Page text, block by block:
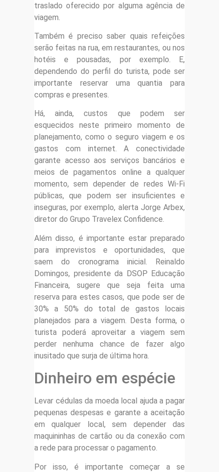
traslado oferecido por alguma agência de
viagem.
Também é preciso saber quais refeições
serão feitas na rua, em restaurantes, ou nos
hotéis e pousadas, por exemplo. E,
dependendo do perfil do turista, pode ser
importante reservar uma quantia para
compras e presentes.
Há, ainda, custos que podem ser
esquecidos neste primeiro momento de
planejamento, como o seguro viagem e os
gastos com internet. A conectividade
garante acesso aos serviços bancários e
meios de pagamentos online a qualquer
momento, sem depender de redes Wi-Fi
públicas, que podem ser insuficientes e
inseguras, por exemplo, alerta Jorge Arbex,
diretor do Grupo Travelex Confidence.
Além disso, é importante estar preparado
para imprevistos e oportunidades, que
saem do cronograma inicial. Reinaldo
Domingos, presidente da DSOP Educação
Financeira, sugere que seja feita uma
reserva para estes casos, que pode ser de
30% a 50% do total de gastos locais
planejados para a viagem. Desta forma, o
turista poderá aproveitar a viagem sem
perder nenhuma chance de fazer algo
inusitado que surja de última hora.
Dinheiro em espécie
Levar cédulas da moeda local ajuda a pagar
pequenas despesas e garante a aceitação
em qualquer local, sem depender das
maquininhas de cartão ou da conexão com
a rede para processar o pagamento.
Por isso, é importante começar a se